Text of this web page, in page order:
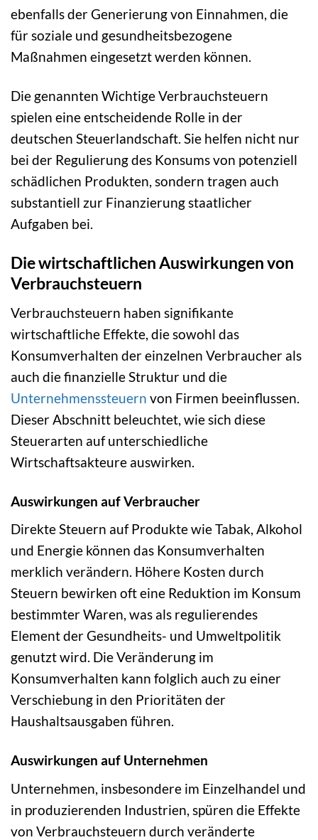
ebenfalls der Generierung von Einnahmen, die
für soziale und gesundheitsbezogene
Maßnahmen eingesetzt werden können.
Die genannten Wichtige Verbrauchsteuern
spielen eine entscheidende Rolle in der
deutschen Steuerlandschaft. Sie helfen nicht nur
bei der Regulierung des Konsums von potenziell
schädlichen Produkten, sondern tragen auch
substantiell zur Finanzierung staatlicher
Aufgaben bei.
Die wirtschaftlichen Auswirkungen von
Verbrauchsteuern
Verbrauchsteuern haben signifikante
wirtschaftliche Effekte, die sowohl das
Konsumverhalten der einzelnen Verbraucher als
auch die finanzielle Struktur und die
Unternehmenssteuern von Firmen beeinflussen.
Dieser Abschnitt beleuchtet, wie sich diese
Steuerarten auf unterschiedliche
Wirtschaftsakteure auswirken.
Auswirkungen auf Verbraucher
Direkte Steuern auf Produkte wie Tabak, Alkohol
und Energie können das Konsumverhalten
merklich verändern. Höhere Kosten durch
Steuern bewirken oft eine Reduktion im Konsum
bestimmter Waren, was als regulierendes
Element der Gesundheits- und Umweltpolitik
genutzt wird. Die Veränderung im
Konsumverhalten kann folglich auch zu einer
Verschiebung in den Prioritäten der
Haushaltsausgaben führen.
Auswirkungen auf Unternehmen
Unternehmen, insbesondere im Einzelhandel und
in produzierenden Industrien, spüren die Effekte
von Verbrauchsteuern durch veränderte